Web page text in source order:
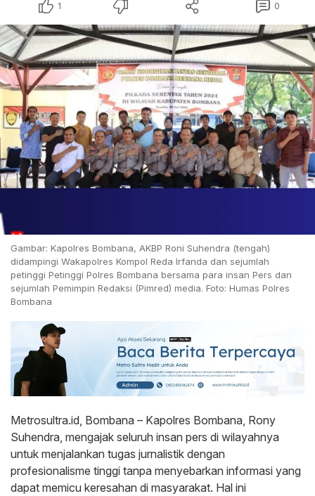
1 0
Gambar: Kapolres Bombana, AKBP Roni Suhendra (tengah)
didampingi Wakapolres Kompol Reda Irfanda dan sejumlah
petinggi Petinggi Polres Bombana bersama para insan Pers dan
sejumlah Pemimpin Redaksi (Pimred) media. Foto: Humas Polres
Bombana
Metrosultra.id, Bombana – Kapolres Bombana, Rony
Suhendra, mengajak seluruh insan pers di wilayahnya
untuk menjalankan tugas jurnalistik dengan
profesionalisme tinggi tanpa menyebarkan informasi yang
dapat memicu keresahan di masyarakat. Hal ini